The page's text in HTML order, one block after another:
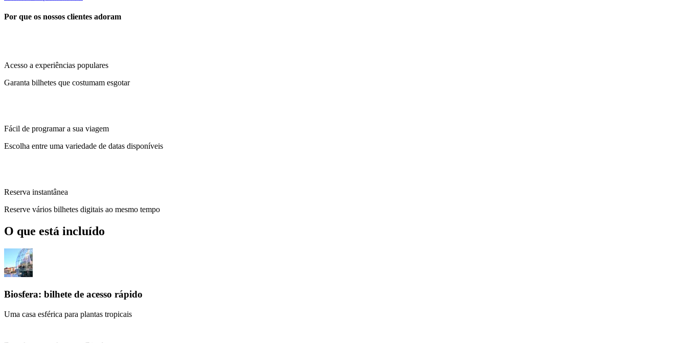
Por que os nossos clientes adoram
Acesso a experiências populares
Garanta bilhetes que costumam esgotar
Fácil de programar a sua viagem
Escolha entre uma variedade de datas disponíveis
Reserva instantânea
Reserve vários bilhetes digitais ao mesmo tempo
O que está incluído
Biosfera: bilhete de acesso rápido
Uma casa esférica para plantas tropicais